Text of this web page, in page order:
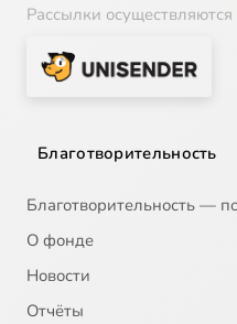
Рассылки
Благотворительность
Благотворительность —
О фонде
Новости
Отчёты